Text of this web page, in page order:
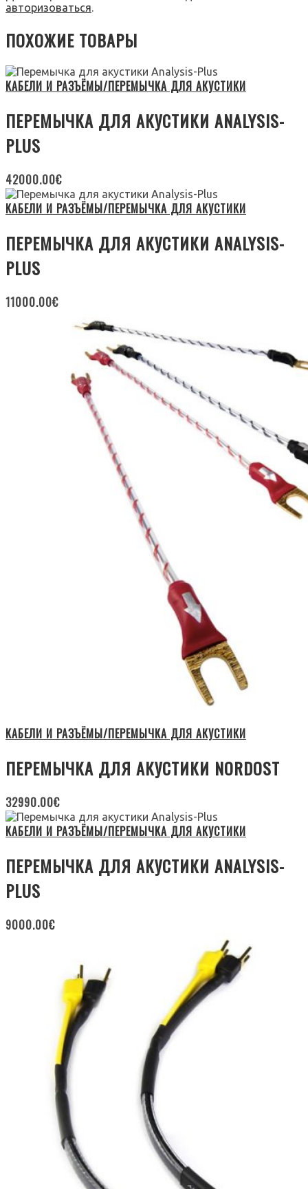
авторизоваться.
ПОХОЖИЕ ТОВАРЫ
КАБЕЛИ И РАЗЪЁМЫ/ПЕРЕМЫЧКА ДЛЯ АКУСТИКИ
ПЕРЕМЫЧКА ДЛЯ АКУСТИКИ ANALYSIS-
PLUS
42000.00€
КАБЕЛИ И РАЗЪЁМЫ/ПЕРЕМЫЧКА ДЛЯ АКУСТИКИ
ПЕРЕМЫЧКА ДЛЯ АКУСТИКИ ANALYSIS-
PLUS
11000.00€
КАБЕЛИ И РАЗЪЁМЫ/ПЕРЕМЫЧКА ДЛЯ АКУСТИКИ
ПЕРЕМЫЧКА ДЛЯ АКУСТИКИ NORDOST
32990.00€
КАБЕЛИ И РАЗЪЁМЫ/ПЕРЕМЫЧКА ДЛЯ АКУСТИКИ
ПЕРЕМЫЧКА ДЛЯ АКУСТИКИ ANALYSIS-
PLUS
9000.00€